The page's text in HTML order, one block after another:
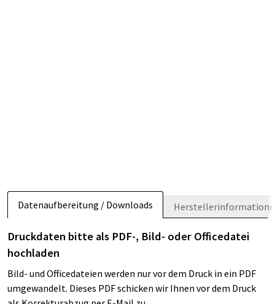
Datenaufbereitung / Downloads
Druckdaten bitte als PDF-, Bild- oder Officedatei
hochladen
Bild- und Officedateien werden nur vor dem Druck in ein PDF
umgewandelt. Dieses PDF schicken wir Ihnen vor dem Druck